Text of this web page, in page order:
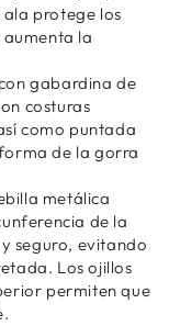
ala protege los
la
gabardina de
costuras
como puntada
de la gorra
metálica
de la
seguro, evitando
Los ojillos
permiten que